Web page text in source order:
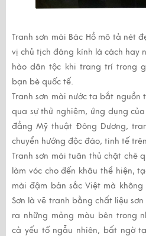
Tranh sơn mài Bác Hồ mô tả nét
vị chủ tịch đáng kính là cách hay
hào dân tộc khi trang trí trong
bạn bè quốc tế.
Tranh sơn mài nước ta bắt nguồn
qua sự thử nghiệm, ứng dụng
đẳng Mỹ thuật Đông Dương,
chuyển hướng độc đáo, tinh tế
Tranh sơn mài tuân thủ chặt chẽ
làm vóc cho đến khâu thể hiện,
mài đậm bản sắc Việt mà
Sơn là vẽ tranh bằng chất liệu
ra những mảng màu bên trong
cả yếu tố ngẫu nhiên, bất ngờ